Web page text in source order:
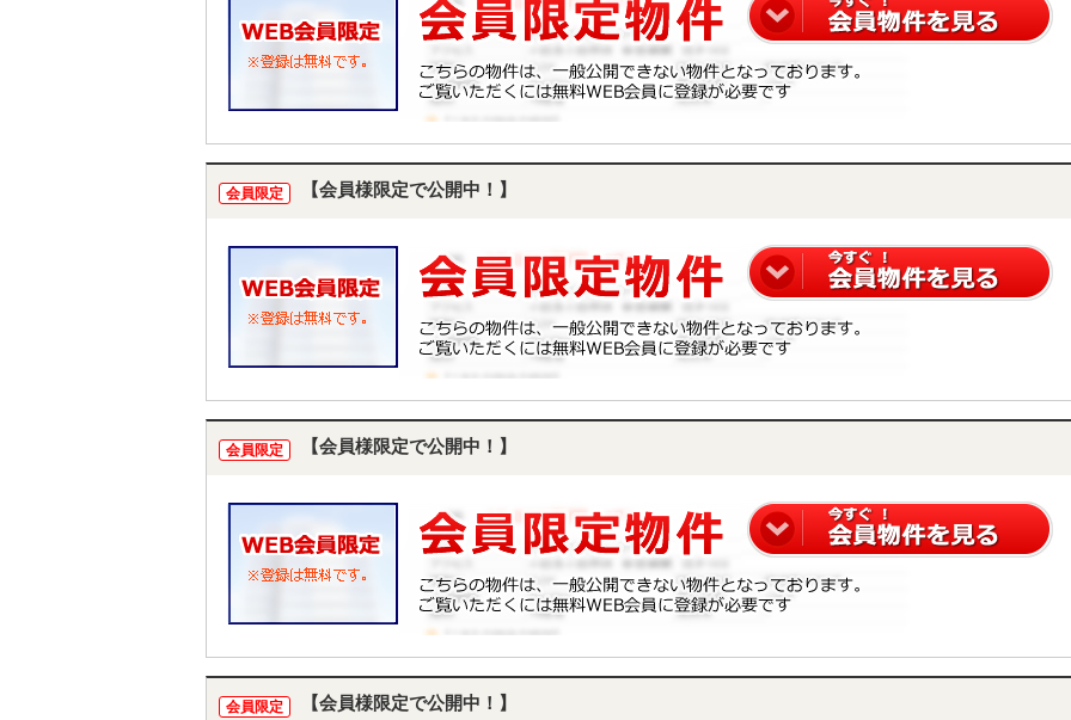
会員限定 【会員様限定で公開中！】
会員限定 【会員様限定で公開中！】
会員限定 【会員様限定で公開中！】